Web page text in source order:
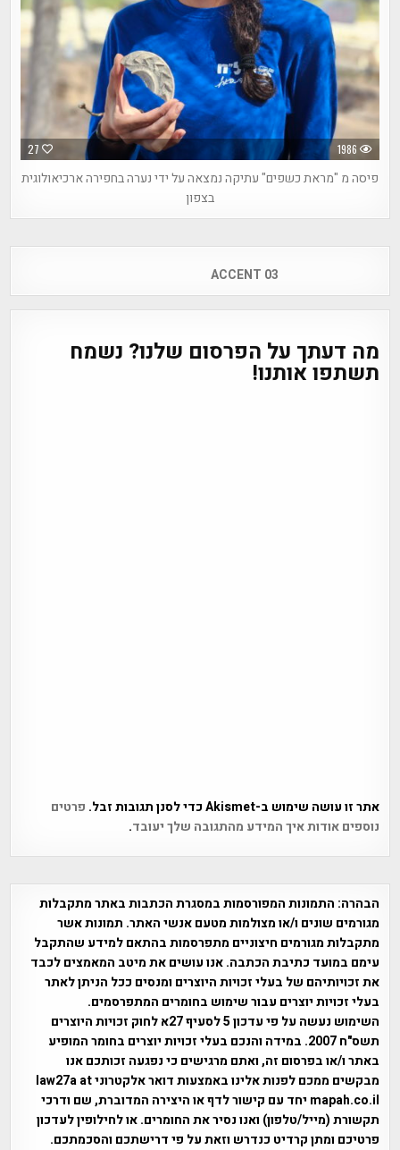
27 1986
פיסה מ "מראת כשפים" עתיקה נמצאה על ידי נערה בחפירה ארכיאולוגית
בצפון
navigation
ACCENT 03
מה דעתך על הפרסום שלנו? נשמח
תשתפו אותנו!
אתר זו עושה שימוש ב-Akismet כדי לסנן תגובות זבל.
פרטים
נוספים אודות איך המידע מהתגובה שלך יעובד.
הבהרה: התמונות המפורסמות במסגרת הכתבות באתר מתקבלות
מגורמים שונים ו/או מצולמות מטעם אנשי האתר. תמונות אשר
מתקבלות מגורמים חיצוניים מתפרסמות בהתאם למידע שהתקבל
עימם במועד כתיבת הכתבה. אנו עושים את מיטב המאמצים לכבד
את זכויותיהם של בעלי זכויות היוצרים ומנסים ככל הניתן לאתר
בעלי זכויות יוצרים עבור שימוש בחומרים המתפרסמים.
השימוש נעשה על פי עדכון 5 לסעיף 27א לחוק זכויות היוצרים
תשס"ח 2007. במידה והנכם בעלי זכויות יוצרים בחומר המופיע
באתר ו/או בפרסום זה, ואתם מרגישים כי נפגעה זכותכם אנו
מבקשים ממכם לפנות אלינו באמצעות דואר אלקטרוני law27a at
mapah.co.il יחד עם קישור לדף או היצירה המדוברת, שם ודרכי
תקשורת (מייל/טלפון) ואנו נסיר את החומרים. או לחילופין לעדכון
פרטיכם ומתן קרדיט כנדרש וזאת על פי דרישתכם והסכמתכם.